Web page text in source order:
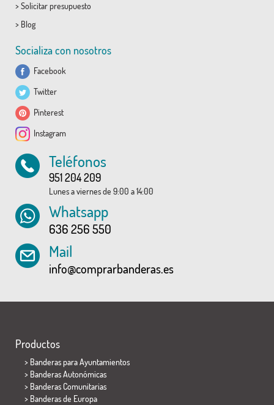
> Solicitar presupuesto
> Blog
Socializa con nosotros
Facebook
Twitter
Pinterest
Instagram
Teléfonos
951 204 209
Lunes a viernes de 9:00 a 14:00
Whatsapp
636 256 550
Mail
info@comprarbanderas.es
Productos
> Banderas para Ayuntamientos
> Banderas Autonómicas
> Banderas Comunitarias
> Banderas de Europa